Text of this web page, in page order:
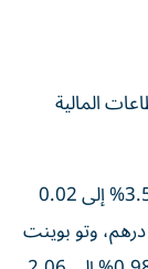
المالية
في قطاع المالية، ارتفع سهم بنك الاستثمار 3.57% إلى 0.02
درهم، والعالمية القابضة 1.05% إلى 383.70 درهم، وتو بوينت